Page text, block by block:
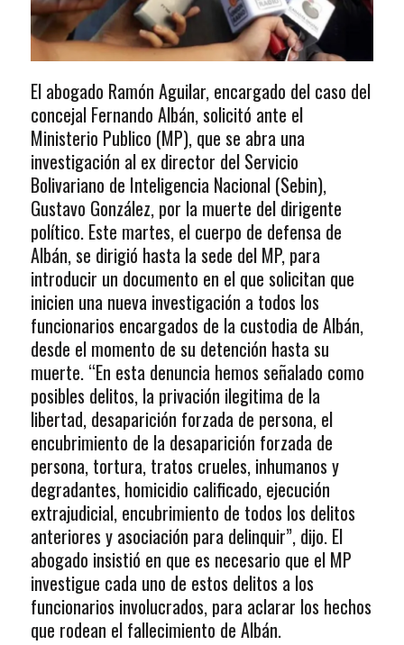
El abogado Ramón Aguilar, encargado del caso del
concejal Fernando Albán, solicitó ante el
Ministerio Publico (MP), que se abra una
investigación al ex director del Servicio
Bolivariano de Inteligencia Nacional (Sebin),
Gustavo González, por la muerte del dirigente
político. Este martes, el cuerpo de defensa de
Albán, se dirigió hasta la sede del MP, para
introducir un documento en el que solicitan que
inicien una nueva investigación a todos los
funcionarios encargados de la custodia de Albán,
desde el momento de su detención hasta su
muerte. “En esta denuncia hemos señalado como
posibles delitos, la privación ilegitima de la
libertad, desaparición forzada de persona, el
encubrimiento de la desaparición forzada de
persona, tortura, tratos crueles, inhumanos y
degradantes, homicidio calificado, ejecución
extrajudicial, encubrimiento de todos los delitos
anteriores y asociación para delinquir”, dijo. El
abogado insistió en que es necesario que el MP
investigue cada uno de estos delitos a los
funcionarios involucrados, para aclarar los hechos
que rodean el fallecimiento de Albán.